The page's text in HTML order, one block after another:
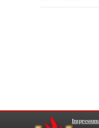
Impressum